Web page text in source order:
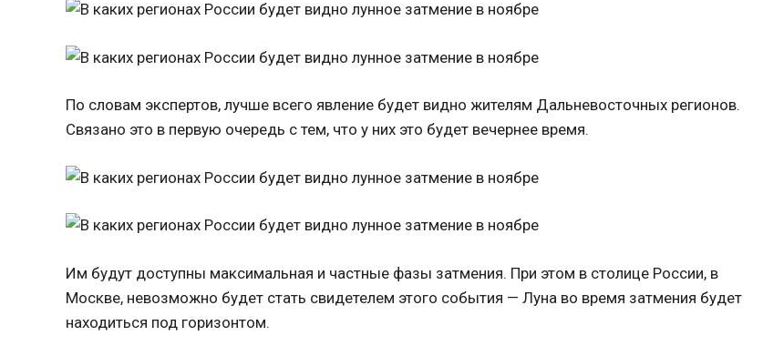
По словам экспертов, лучше всего явление будет видно жителям Дальневосточных регионов.
Связано это в первую очередь с тем, что у них это будет вечернее время.
Им будут доступны максимальная и частные фазы затмения. При этом в столице России, в
Москве, невозможно будет стать свидетелем этого события — Луна во время затмения будет
находиться под горизонтом.